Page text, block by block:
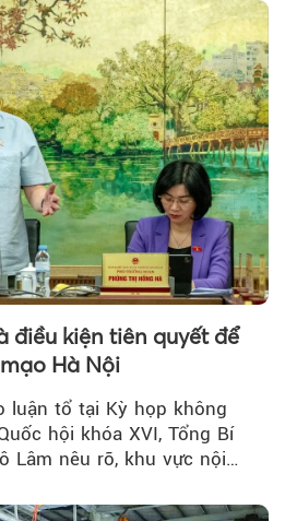
điều kiện tiên quyết để
Hà Nội
luận tổ tại Kỳ họp không
hội khóa XVI, Tổng Bí
Lâm nêu rõ, khu vực nội